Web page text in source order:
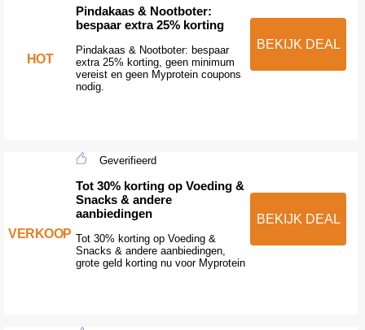
HOT
Pindakaas & Nootboter:
bespaar extra 25% korting
Pindakaas & Nootboter: bespaar
extra 25% korting, geen minimum
vereist en geen Myprotein coupons
nodig.
BEKIJK DEAL
VERKOOP
Geverifieerd
Tot 30% korting op Voeding &
Snacks & andere
aanbiedingen
Tot 30% korting op Voeding &
Snacks & andere aanbiedingen,
grote geld korting nu voor Myprotein
BEKIJK DEAL